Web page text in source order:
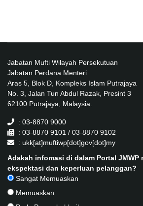
Jabatan Mufti Wilayah Persekutuan
Jabatan Perdana Menteri
Aras 5, Blok D, Kompleks Islam Putrajaya
No. 3, Jalan Tun Abdul Razak, Presint 3
62100 Putrajaya, Malaysia.
: 03-8870 9000
: 03-8870 9101 / 03-8870 9102
: ukk[at]muftiwp[dot]gov[dot]my
Adakah infomasi di dalam Portal JMWP
ekspektasi dan keperluan pelanggan?
Sangat Memuaskan
Memuaskan